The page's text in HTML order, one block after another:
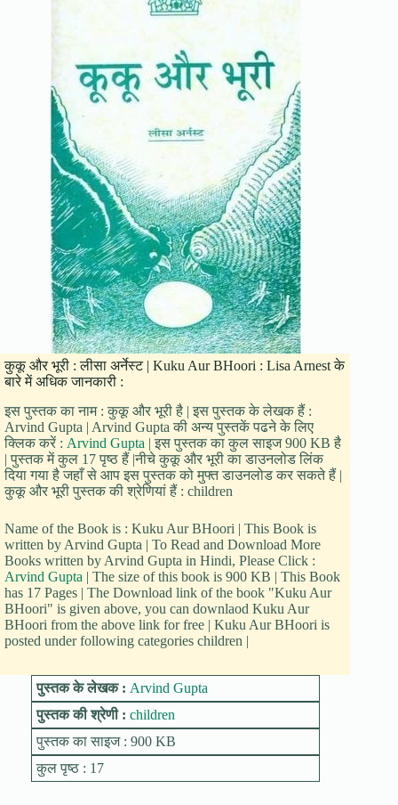
कुकू और भूरी : लीसा अर्नेस्ट | Kuku Aur BHoori : Lisa Arnest के
बारे में अधिक जानकारी :
इस पुस्तक का नाम : कुकू और भूरी है | इस पुस्तक के लेखक हैं :
Arvind Gupta | Arvind Gupta की अन्य पुस्तकें पढने के लिए
क्लिक करें : Arvind Gupta | इस पुस्तक का कुल साइज 900 KB है
| पुस्तक में कुल 17 पृष्ठ हैं |नीचे कुकू और भूरी का डाउनलोड लिंक
दिया गया है जहाँ से आप इस पुस्तक को मुफ्त डाउनलोड कर सकते हैं |
कुकू और भूरी पुस्तक की श्रेणियां हैं : children
Name of the Book is : Kuku Aur BHoori | This Book is
written by Arvind Gupta | To Read and Download More
Books written by Arvind Gupta in Hindi, Please Click :
Arvind Gupta | The size of this book is 900 KB | This Book
has 17 Pages | The Download link of the book "Kuku Aur
BHoori" is given above, you can downlaod Kuku Aur
BHoori from the above link for free | Kuku Aur BHoori is
posted under following categories children |
पुस्तक के लेखक : Arvind Gupta
पुस्तक की श्रेणी : children
पुस्तक का साइज : 900 KB
कुल पृष्ठ : 17